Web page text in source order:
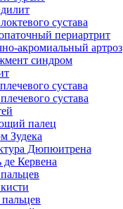
сустава
периартрит
акромиальный артроз
синдром
сустава
сустава
палец
Зудека
Дюпюитрена
де Кервена